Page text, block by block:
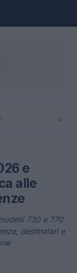
⌕
e
alle
730 e 770
destinatari e